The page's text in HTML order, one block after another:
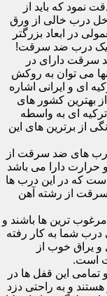
نمود که باید از
درب خالی از ورق
در ابعاد بزرگتر
یک درب ضد سرقت!
دارای در
می توان به روکش
ای و ایرانی اشاره
بهترین کشور های
ای به واسطه
از برترین های این
های ضد سرقت از
حرارت دارا می باشد
است که در این درب ها
از رشته آهن
ترین ها باشند و
درب شما به کار رفته
یراق خوب از
است.
این قفل ها در
هستند و به راحتی دزد